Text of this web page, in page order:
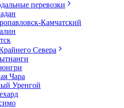
перевозки
Камчатский
Севера
Чара
Уренгой